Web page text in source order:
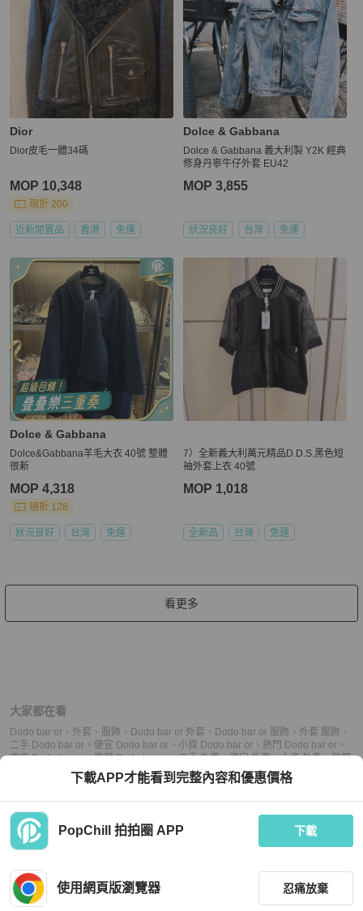
Dior
Dior皮毛一體34碼
MOP 10,348
現折 200
近新閒置品 香港 免運
Dolce & Gabbana
Dolce & Gabbana 義大利製 Y2K 經典
修身丹寧牛仔外套 EU42
MOP 3,855
狀況良好 台灣 免運
Dolce & Gabbana
Dolce&Gabbana羊毛大衣 40號 整體
很新
MOP 4,318
現折 128
狀況良好 台灣 免運
7）全新義大利萬元精品D.D.S.黑色短
袖外套上衣 40號
MOP 1,018
全新品 台灣 免運
看更多
大家都在看
Dodo bar or 、 外套 、 服飾 、 Dodo bar or 外套 、 Dodo bar or 服飾 、 外套 服飾 、
二手 Dodo bar or 、 便宜 Dodo bar or 、 小資 Dodo bar or 、 熱門 Dodo bar or 、
中古 Dodo bar or、推薦 Dodo bar or、二手 外套、便宜 外套、小資 外套、熱門
中古 外套、推薦 外套 、二手 服飾、便宜 服飾、小資 服飾、
推薦 服飾
下載APP才能看到完整內容和優惠價格
PopChill 拍拍圈 APP 下載
使用網頁版瀏覽器 忍痛放棄